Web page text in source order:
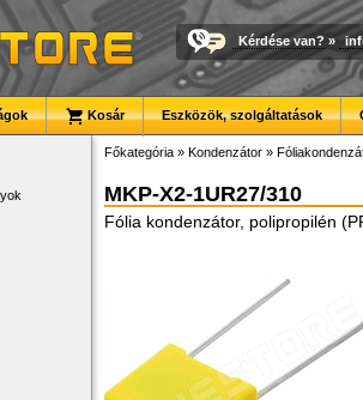
Kérdése van? »
Kosár Eszközök, szolgáltatások
Főkategória » Kondenzátor »
MKP-X2-1UR27/310
Fólia kondenzátor, polipropilén